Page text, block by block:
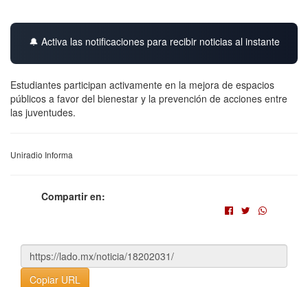
🔔 Activa las notificaciones para recibir noticias al instante
Estudiantes participan activamente en la mejora de espacios
públicos a favor del bienestar y la prevención de acciones entre
las juventudes.
Uniradio Informa
Compartir en:
Copiar URL